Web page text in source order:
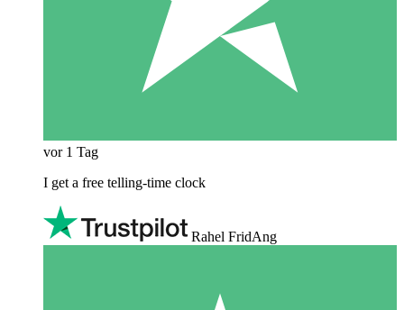
vor 1 Tag
I get a free telling-time clock
Rahel FridAng